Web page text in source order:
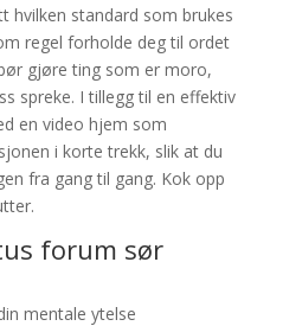
hvilken standard som brukes
regel forholde deg til ordet
bør gjøre ting som er moro,
spreke. I tillegg til en effektiv
en video hjem som
i korte trekk, slik at du
fra gang til gang. Kok opp
forum sør
mentale ytelse